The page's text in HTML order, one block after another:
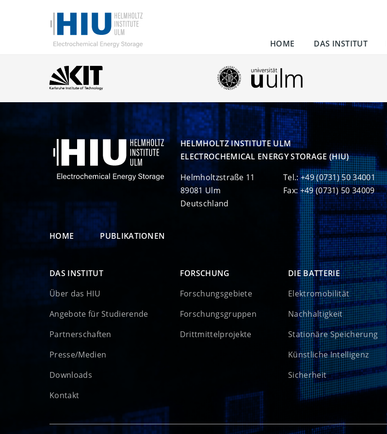
HOME DAS INSTITUT
HELMHOLTZ INSTITUTE ULM
ELECTROCHEMICAL ENERGY STORAGE (HIU)
Helmholtzstraße 11
89081 Ulm
Deutschland
Tel.: +49 (0731) 50 34001
Fax: +49 (0731) 50 34009
HOME PUBLIKATIONEN
DAS INSTITUT
Über das HIU
Angebote für Studierende
Partnerschaften
Presse/Medien
Downloads
Kontakt
FORSCHUNG
Forschungsgebiete
Forschungsgruppen
Drittmittelprojekte
DIE BATTERIE
Elektromobilität
Nachhaltigkeit
Stationäre Speicherung
Künstliche Intelligenz
Sicherheit